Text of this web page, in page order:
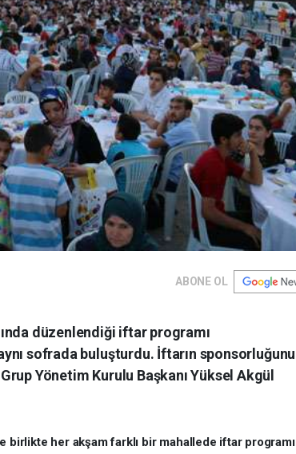
ABONE OL
düzenlendiği iftar programı
sofrada buluşturdu. İftarın sponsorluğunu
Yönetim Kurulu Başkanı Yüksel Akgül
birlikte her akşam farklı bir mahallede iftar programı